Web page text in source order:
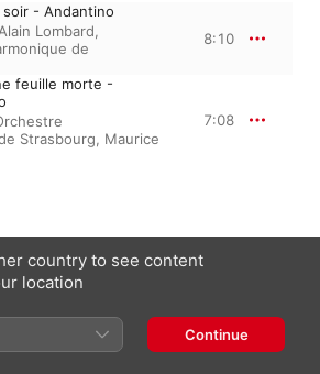
- Andantino
Alain Lombard,
de
8:10
feuille morte -
Strasbourg, Maurice
7:08
& Jazz, Warner Music UK Ltd
country to see content
location
Continue